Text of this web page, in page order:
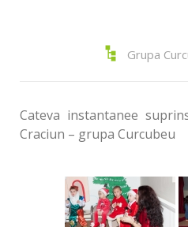
Grupa
Cateva instantanee
Craciun – grupa Curcubeu